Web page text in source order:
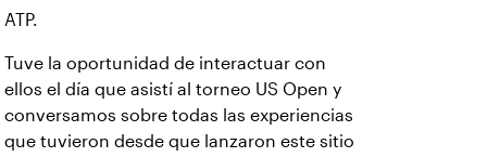
ATP.
Tuve la oportunidad de interactuar con
ellos el día que asistí al torneo US Open y
conversamos sobre todas las experiencias
que tuvieron desde que lanzaron este sitio